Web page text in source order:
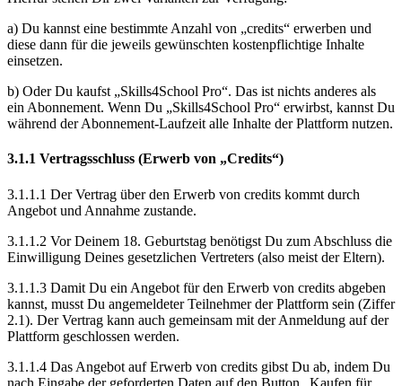
a) Du kannst eine bestimmte Anzahl von „credits“ erwerben und
diese dann für die jeweils gewünschten kostenpflichtige Inhalte
einsetzen.
b) Oder Du kaufst „Skills4School Pro“. Das ist nichts anderes als
ein Abonnement. Wenn Du „Skills4School Pro“ erwirbst, kannst Du
während der Abonnement-Laufzeit alle Inhalte der Plattform nutzen.
3.1.1 Vertragsschluss (Erwerb von „Credits“)
3.1.1.1 Der Vertrag über den Erwerb von credits kommt durch
Angebot und Annahme zustande.
3.1.1.2 Vor Deinem 18. Geburtstag benötigst Du zum Abschluss die
Einwilligung Deines gesetzlichen Vertreters (also meist der Eltern).
3.1.1.3 Damit Du ein Angebot für den Erwerb von credits abgeben
kannst, musst Du angemeldeter Teilnehmer der Plattform sein (Ziffer
2.1). Der Vertrag kann auch gemeinsam mit der Anmeldung auf der
Plattform geschlossen werden.
3.1.1.4 Das Angebot auf Erwerb von credits gibst Du ab, indem Du
nach Eingabe der geforderten Daten auf den Button „Kaufen für